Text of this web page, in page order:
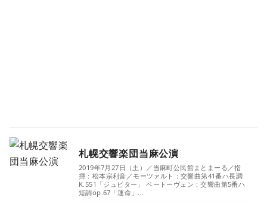
札幌交響楽団当麻公演
2019年7月27日（土）／当麻町公民館まとまーる／指
揮：松本宗利音／モーツァルト：交響曲第41番ハ長調
K.551「ジュピター」 ベートーヴェン：交響曲第5番ハ
短調op.67「運命」...